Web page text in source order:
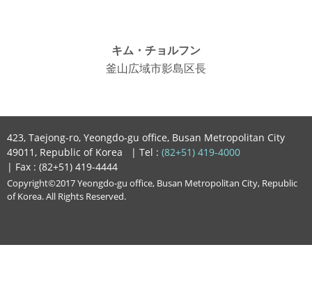
キム・チョルフン
釜山広域市影島区長
423, Taejong-ro, Yeongdo-gu office, Busan Metropolitan City
49011, Republic of Korea
| Tel : (82+51) 419-4000
| Fax : (82+51) 419-4444
Copyright©2017 Yeongdo-gu office, Busan Metropolitan City, Republic
of Korea. All Rights Reserved.